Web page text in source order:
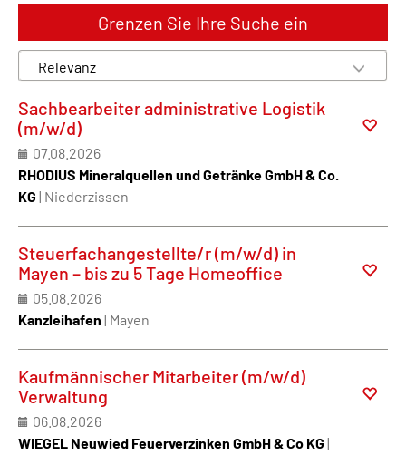
Grenzen Sie Ihre Suche ein
Sachbearbeiter administrative Logistik
(m/w/d)
07.08.2026
RHODIUS Mineralquellen und Getränke GmbH & Co.
KG | Niederzissen
Steuerfachangestellte/r (m/w/d) in
Mayen – bis zu 5 Tage Homeoffice
05.08.2026
Kanzleihafen | Mayen
Kaufmännischer Mitarbeiter (m/w/d)
Verwaltung
06.08.2026
WIEGEL Neuwied Feuerverzinken GmbH & Co KG |